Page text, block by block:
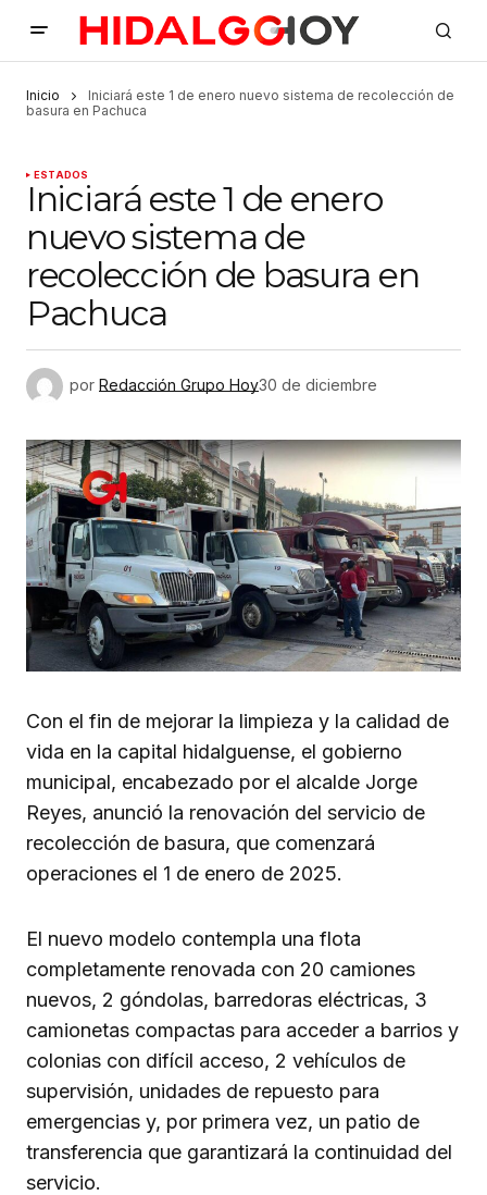
Inicio
Iniciará este 1 de enero nuevo sistema de recolección de
basura en Pachuca
ESTADOS
Iniciará este 1 de enero
nuevo sistema de
recolección de basura en
Pachuca
por Redacción Grupo Hoy30 de diciembre
Con el fin de mejorar la limpieza y la calidad de
vida en la capital hidalguense, el gobierno
municipal, encabezado por el alcalde Jorge
Reyes, anunció la renovación del servicio de
recolección de basura, que comenzará
operaciones el 1 de enero de 2025.
El nuevo modelo contempla una flota
completamente renovada con 20 camiones
nuevos, 2 góndolas, barredoras eléctricas, 3
camionetas compactas para acceder a barrios y
colonias con difícil acceso, 2 vehículos de
supervisión, unidades de repuesto para
emergencias y, por primera vez, un patio de
transferencia que garantizará la continuidad del
servicio.